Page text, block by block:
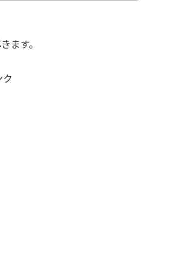
ます。